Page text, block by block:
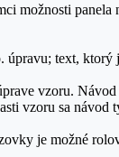
možnosti
úpravu; text,
vzoru.
vzoru sa návod
je možné